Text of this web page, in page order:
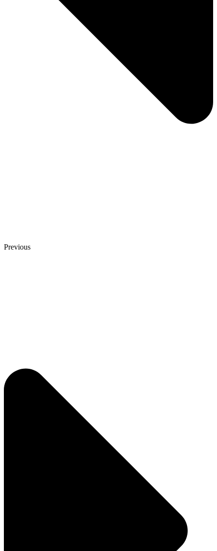
Previous